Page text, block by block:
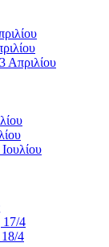
Απριλίου
17/4
4